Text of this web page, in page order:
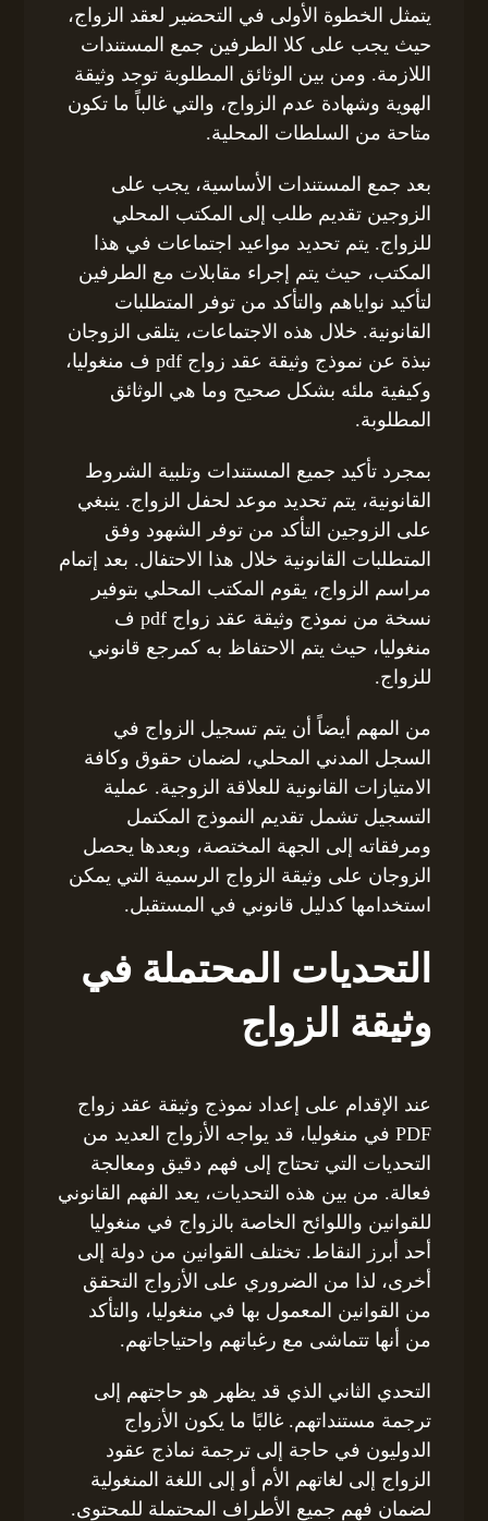
يتمثل الخطوة الأولى في التحضير لعقد الزواج،
حيث يجب على كلا الطرفين جمع المستندات
اللازمة. ومن بين الوثائق المطلوبة توجد وثيقة
الهوية وشهادة عدم الزواج، والتي غالباً ما تكون
متاحة من السلطات المحلية.
بعد جمع المستندات الأساسية، يجب على
الزوجين تقديم طلب إلى المكتب المحلي
للزواج. يتم تحديد مواعيد اجتماعات في هذا
المكتب، حيث يتم إجراء مقابلات مع الطرفين
لتأكيد نواياهم والتأكد من توفر المتطلبات
القانونية. خلال هذه الاجتماعات، يتلقى الزوجان
نبذة عن نموذج وثيقة عقد زواج pdf ف منغوليا،
وكيفية ملئه بشكل صحيح وما هي الوثائق
المطلوبة.
بمجرد تأكيد جميع المستندات وتلبية الشروط
القانونية، يتم تحديد موعد لحفل الزواج. ينبغي
على الزوجين التأكد من توفر الشهود وفق
المتطلبات القانونية خلال هذا الاحتفال. بعد إتمام
مراسم الزواج، يقوم المكتب المحلي بتوفير
نسخة من نموذج وثيقة عقد زواج pdf ف
منغوليا، حيث يتم الاحتفاظ به كمرجع قانوني
للزواج.
من المهم أيضاً أن يتم تسجيل الزواج في
السجل المدني المحلي، لضمان حقوق وكافة
الامتيازات القانونية للعلاقة الزوجية. عملية
التسجيل تشمل تقديم النموذج المكتمل
ومرفقاته إلى الجهة المختصة، وبعدها يحصل
الزوجان على وثيقة الزواج الرسمية التي يمكن
استخدامها كدليل قانوني في المستقبل.
التحديات المحتملة في
وثيقة الزواج
عند الإقدام على إعداد نموذج وثيقة عقد زواج
PDF في منغوليا، قد يواجه الأزواج العديد من
التحديات التي تحتاج إلى فهم دقيق ومعالجة
فعالة. من بين هذه التحديات، يعد الفهم القانوني
للقوانين واللوائح الخاصة بالزواج في منغوليا
أحد أبرز النقاط. تختلف القوانين من دولة إلى
أخرى، لذا من الضروري على الأزواج التحقق
من القوانين المعمول بها في منغوليا، والتأكد
من أنها تتماشى مع رغباتهم واحتياجاتهم.
التحدي الثاني الذي قد يظهر هو حاجتهم إلى
ترجمة مستنداتهم. غالبًا ما يكون الأزواج
الدوليون في حاجة إلى ترجمة نماذج عقود
الزواج إلى لغاتهم الأم أو إلى اللغة المنغولية
لضمان فهم جميع الأطراف المحتملة للمحتوى.